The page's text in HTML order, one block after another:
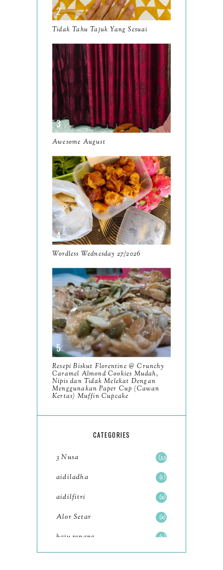
March11
February
January14
2024130
December 19
November 12
October10
August9
July 12
June
May11
April 13
March11
February9
January6
202393
December11
November8
October11
April
Tidak Tahu Tajuk Yang Sesuai
Awesome August
Wordless Wednesday 27/2026
Resepi Biskut Florentine @ Crunchy
Caramel Almond Cookies Mudah,
Nipis dan Tidak Melekat Dengan
Menggunakan Paper Cup (Cawan
Kertas) Muffin Cupcake
CATEGORIES
3 Nusa 33
aidiladha 1
aidilfitri 2
Alor Setar 2
baju renang 1